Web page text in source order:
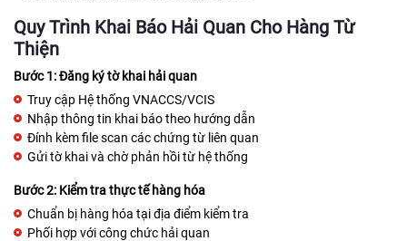
Quy Trình Khai Báo Hải Quan Cho Hàng Từ
Thiện
Bước 1: Đăng ký tờ khai hải quan
Truy cập Hệ thống VNACCS/VCIS
Nhập thông tin khai báo theo hướng dẫn
Đính kèm file scan các chứng từ liên quan
Gửi tờ khai và chờ phản hồi từ hệ thống
Bước 2: Kiểm tra thực tế hàng hóa
Chuẩn bị hàng hóa tại địa điểm kiểm tra
Phối hợp với công chức hải quan